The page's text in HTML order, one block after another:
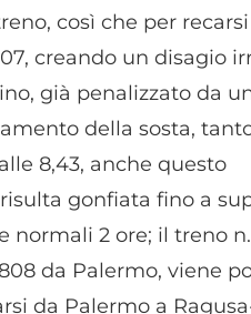
così che per
creando un disagio
già penalizzato da
della sosta,
8,43, anche questo
gonfiata fino a
2 ore; il treno
da Palermo, viene
da Palermo a